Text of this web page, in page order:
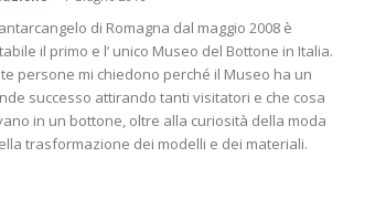
di Romagna dal maggio 2008 è
il primo e l’ unico Museo del Bottone in Italia.
persone mi chiedono perché il Museo ha un
successo attirando tanti visitatori e che cosa
in un bottone, oltre alla curiosità della moda
trasformazione dei modelli e dei materiali.